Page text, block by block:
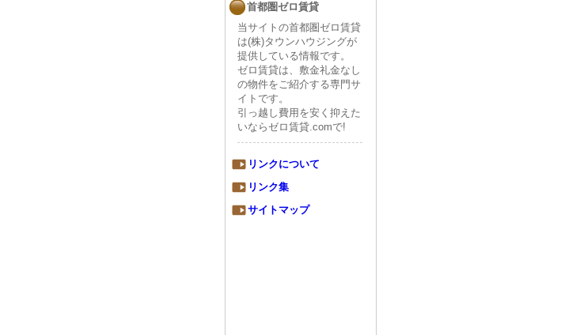
首都圏ゼロ賃貸
当サイトの首都圏ゼロ賃貸
は(株)タウンハウジングが
提供している情報です。
ゼロ賃貸は、敷金礼金なし
の物件をご紹介する専門サ
イトです。
引っ越し費用を安く抑えた
いならゼロ賃貸.comで!
リンクについて
リンク集
サイトマップ